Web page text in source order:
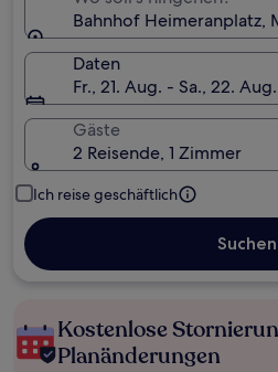
Bahnhof Heimeranplatz,
Daten
Fr., 21. Aug. - Sa., 22. Aug.
Gäste
2 Reisende, 1 Zimmer
Ich reise geschäftlich
Suchen
Kostenlose
Planänderungen